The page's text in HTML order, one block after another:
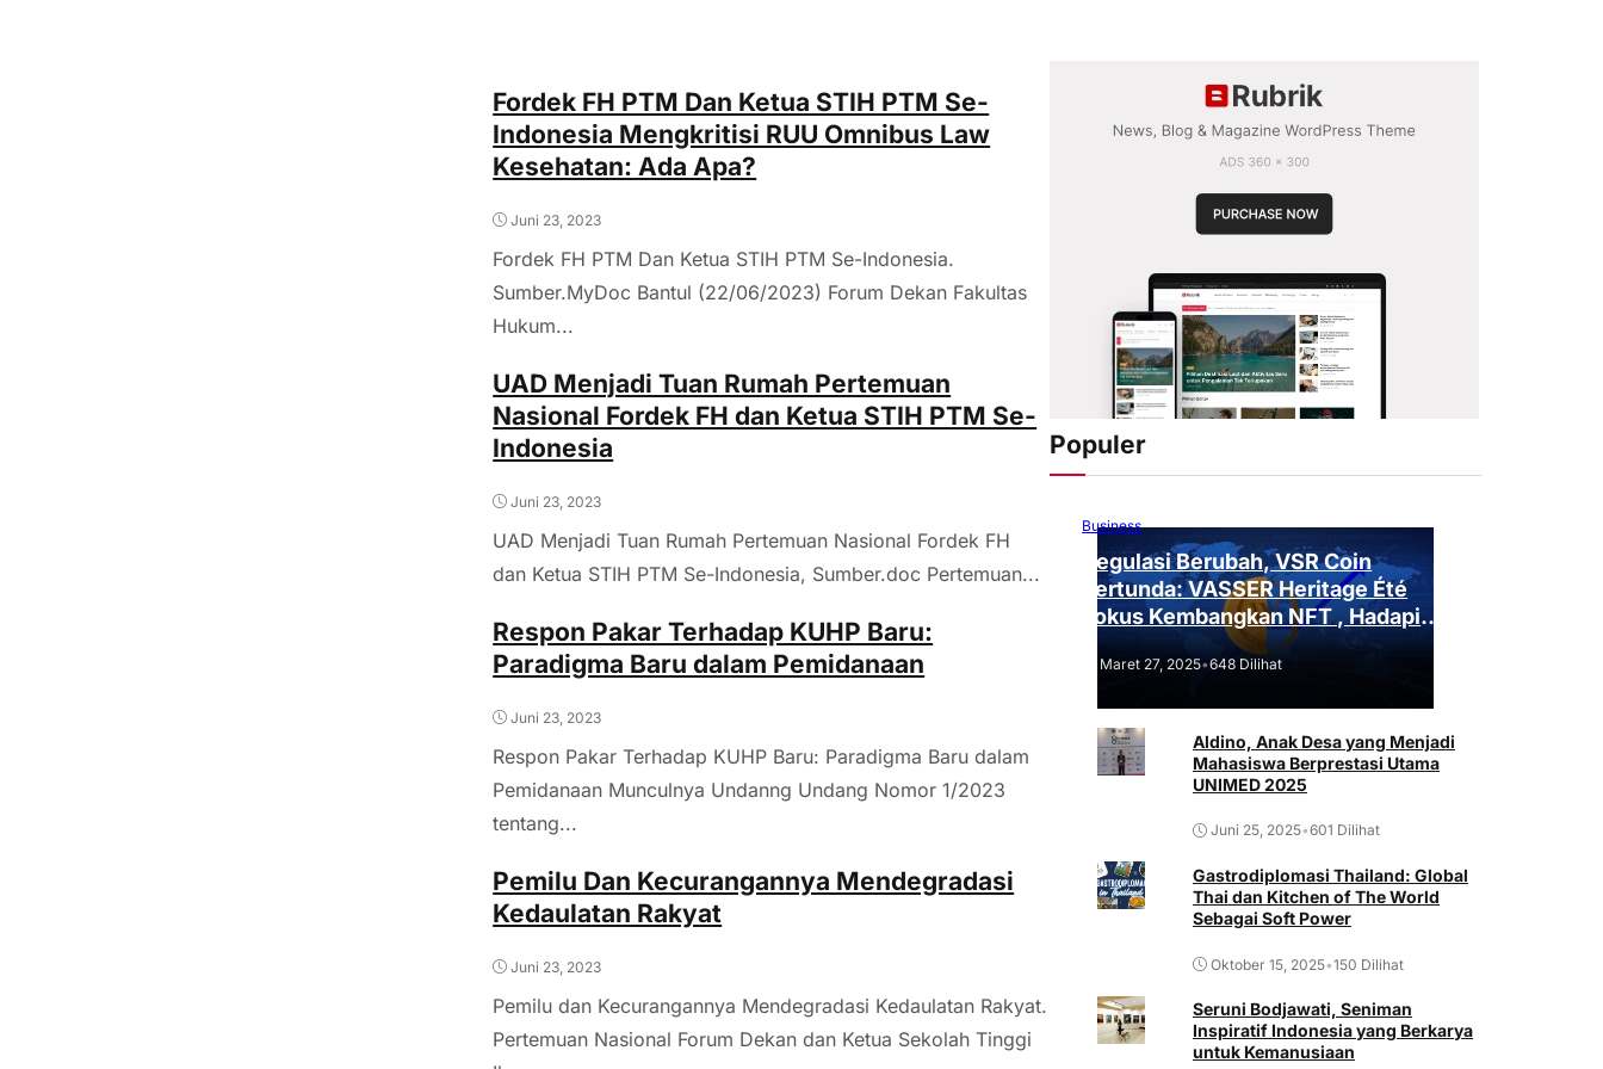
Fordek FH PTM Dan Ketua STIH PTM Se-
Indonesia Mengkritisi RUU Omnibus Law
Kesehatan: Ada Apa?
Juni 23, 2023
Fordek FH PTM Dan Ketua STIH PTM Se-Indonesia.
Sumber.MyDoc Bantul (22/06/2023) Forum Dekan Fakultas
Hukum...
UAD Menjadi Tuan Rumah Pertemuan
Nasional Fordek FH dan Ketua STIH PTM Se-
Indonesia
Juni 23, 2023
UAD Menjadi Tuan Rumah Pertemuan Nasional Fordek FH
dan Ketua STIH PTM Se-Indonesia, Sumber.doc Pertemuan...
Respon Pakar Terhadap KUHP Baru:
Paradigma Baru dalam Pemidanaan
Juni 23, 2023
Respon Pakar Terhadap KUHP Baru: Paradigma Baru dalam
Pemidanaan Munculnya Undanng Undang Nomor 1/2023
tentang...
Pemilu Dan Kecurangannya Mendegradasi
Kedaulatan Rakyat
Juni 23, 2023
Pemilu dan Kecurangannya Mendegradasi Kedaulatan Rakyat.
Pertemuan Nasional Forum Dekan dan Ketua Sekolah Tinggi
Populer
Business
Regulasi Berubah, VSR Coin
Tertunda: VASSER Heritage Été
Fokus Kembangkan NFT , Hadapi
Tantangan Regulasi!
Maret 27, 2025•648 Dilihat
Aldino, Anak Desa yang Menjadi
Mahasiswa Berprestasi Utama
UNIMED 2025
Juni 25, 2025•601 Dilihat
Gastrodiplomasi Thailand: Global
Thai dan Kitchen of The World
Sebagai Soft Power
Oktober 15, 2025•150 Dilihat
Seruni Bodjawati, Seniman
Inspiratif Indonesia yang Berkarya
untuk Kemanusiaan